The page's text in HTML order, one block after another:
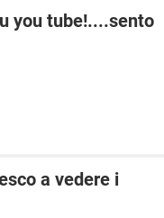
you tube!....sento
a vedere i